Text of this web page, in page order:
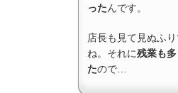
ったんです。
店長も見て見ぬふ
ね。それに残業も
たので…